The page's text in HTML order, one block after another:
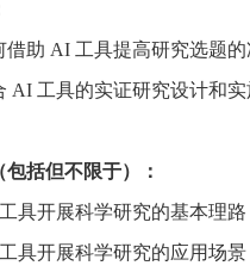
借助 AI 工具提高研究选题
AI 工具的实证研究设计和
包括但不限于）
：
具开展科学研究的基本理路
具开展科学研究的应用场景